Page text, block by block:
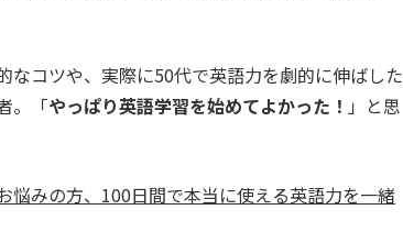
コツや、実際に50代で英語力を劇的に伸ばした
。「やっぱり英語学習を始めてよかった！ 」と思
悩みの方、100日間で本当に使える英語力を一緒